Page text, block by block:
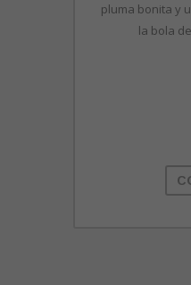
pluma bonita y
la bola